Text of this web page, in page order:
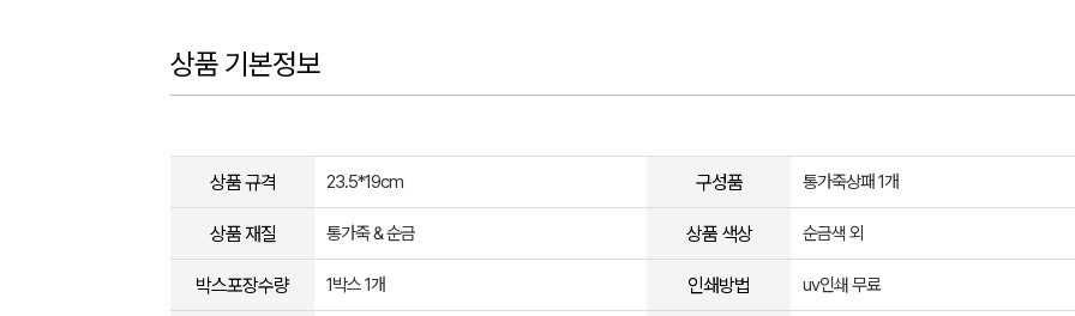
상품 기본정보
상품 규격 23.5*19cm 구성품 통가죽상패 1개
상품 재질 통가죽 & 순금 상품 색상 순금색 외
박스포장수량 1박스 1개 인쇄방법 uv인쇄 무료